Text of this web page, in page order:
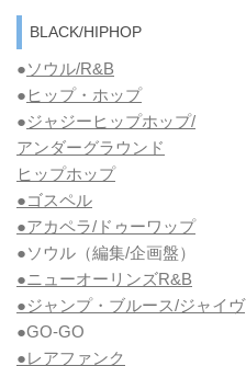
BLACK/HIPHOP
●ソウル/R&B
● ヒップ・ホップ
●ジャジーヒップホップ/
アンダーグラウンド
ヒップホップ
●ゴスペル
●アカペラ/ドゥーワップ
●ソウル （編集/企画盤）
●ニューオーリンズR&B
●ジャンプ・ブルース/ジャイヴ
●GO-GO
●レアファンク